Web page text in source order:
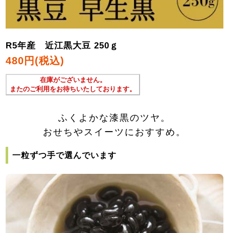
R5年産 近江黒大豆 250ｇ
480円(税込)
在庫がございません。
またのご利用をお待ちいたしております。
ふくよかな漆黒のツヤ。
おせちやスイーツにおすすめ。
一粒ずつ手で選んでいます